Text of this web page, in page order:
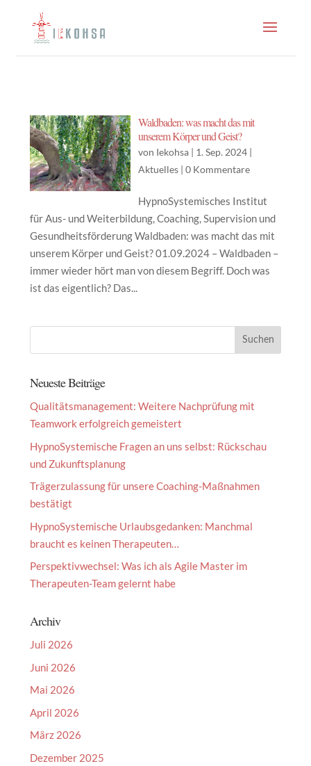
Waldbaden: was macht das mit
unserem Körper und Geist?
von Iekohsa| 1. Sep. 2024|
Aktuelles| 0 Kommentare
HypnoSystemisches Institut
für Aus- und Weiterbildung, Coaching, Supervision und
Gesundheitsförderung Waldbaden: was macht das mit
unserem Körper und Geist? 01.09.2024 – Waldbaden –
immer wieder hört man von diesem Begriff. Doch was
ist das eigentlich? Das...
Neueste Beiträge
Qualitätsmanagement: Weitere Nachprüfung mit
Teamwork erfolgreich gemeistert
HypnoSystemische Fragen an uns selbst: Rückschau
und Zukunftsplanung
Trägerzulassung für unsere Coaching-Maßnahmen
bestätigt
HypnoSystemische Urlaubsgedanken: Manchmal
braucht es keinen Therapeuten…
Perspektivwechsel: Was ich als Agile Master im
Therapeuten-Team gelernt habe
Archiv
Juli 2026
Juni 2026
Mai 2026
April 2026
März 2026
Dezember 2025